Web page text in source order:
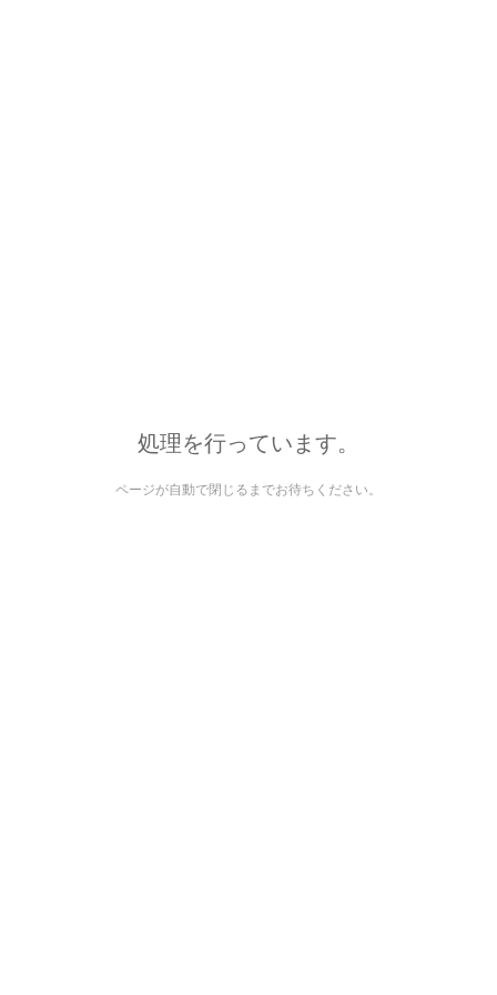
処理を行っています。
ページが自動で閉じるまでお待ちください。